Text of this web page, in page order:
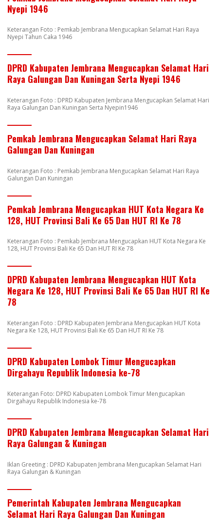
Nyepi 1946
Keterangan Foto : Pemkab Jembrana Mengucapkan Selamat Hari Raya
Nyepi Tahun Caka 1946
DPRD Kabupaten Jembrana Mengucapkan Selamat Hari
Raya Galungan Dan Kuningan Serta Nyepi 1946
Keterangan Foto : DPRD Kabupaten Jembrana Mengucapkan Selamat Hari
Raya Galungan Dan Kuningan Serta Nyepin1946
Pemkab Jembrana Mengucapkan Selamat Hari Raya
Galungan Dan Kuningan
Keterangan Foto : Pemkab Jembrana Mengucapkan Selamat Hari Raya
Galungan Dan Kuningan
Pemkab Jembrana Mengucapkan HUT Kota Negara Ke
128, HUT Provinsi Bali Ke 65 Dan HUT RI Ke 78
Keterangan Foto : Pemkab Jembrana Mengucapkan HUT Kota Negara Ke
128, HUT Provinsi Bali Ke 65 Dan HUT RI Ke 78
DPRD Kabupaten Jembrana Mengucapkan HUT Kota
Negara Ke 128, HUT Provinsi Bali Ke 65 Dan HUT RI Ke
78
Keterangan Foto : DPRD Kabupaten Jembrana Mengucapkan HUT Kota
Negara Ke 128, HUT Provinsi Bali Ke 65 Dan HUT RI Ke 78
DPRD Kabupaten Lombok Timur Mengucapkan
Dirgahayu Republik Indonesia ke-78
Keterangan Foto: DPRD Kabupaten Lombok Timur Mengucapkan
Dirgahayu Republik Indonesia ke-78
DPRD Kabupaten Jembrana Mengucapkan Selamat Hari
Raya Galungan & Kuningan
Iklan Greeting : DPRD Kabupaten Jembrana Mengucapkan Selamat Hari
Raya Galungan & Kuningan
Pemerintah Kabupaten Jembrana Mengucapkan
Selamat Hari Raya Galungan Dan Kuningan